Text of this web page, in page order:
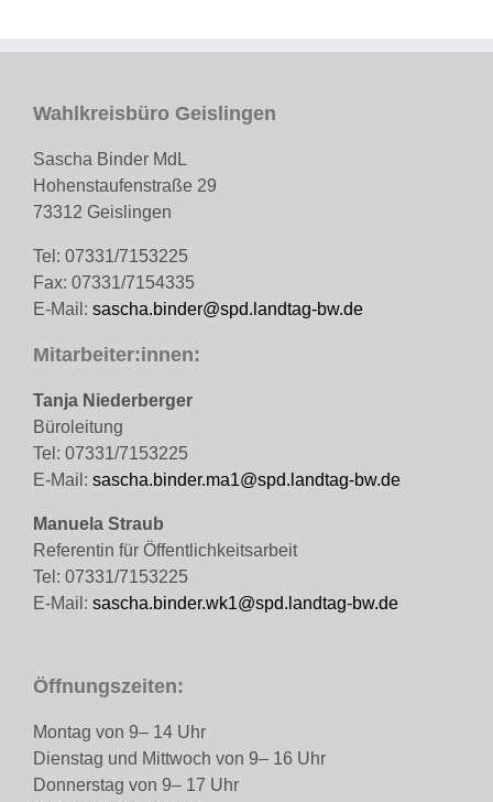
Wahlkreisbüro Geislingen
Sascha Binder MdL
Hohenstaufenstraße 29
73312 Geislingen
Tel: 07331/7153225
Fax: 07331/7154335
E-Mail: sascha.binder@spd.landtag-bw.de
Mitarbeiter:innen:
Tanja Niederberger
Büroleitung
Tel: 07331/7153225
E-Mail: sascha.binder.ma1@spd.landtag-bw.de
Manuela Straub
Referentin für Öffentlichkeitsarbeit
Tel: 07331/7153225
E-Mail: sascha.binder.wk1@spd.landtag-bw.de
Öffnungszeiten:
Montag von 9– 14 Uhr
Dienstag und Mittwoch von 9– 16 Uhr
Donnerstag von 9– 17 Uhr